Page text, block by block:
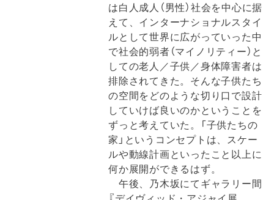
は白人成人（男性）社会を中心に据
えて、インターナショナルスタイ
ルとして世界に広がっていった中
で社会的弱者（マイノリティー）と
しての老人／子供／身体障害者は
排除されてきた。そんな子供たち
の空間をどのような切り口で設計
していけば良いのかということを
ずっと考えていた。「子供たちの
家」というコンセプトは、スケー
ルや動線計画といったこと以上に
何か展開ができるはず。
午後、乃木坂にてギャラリー間